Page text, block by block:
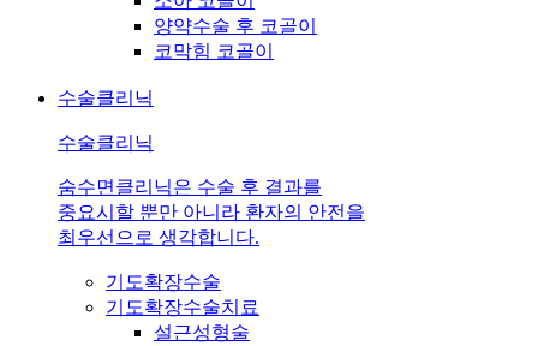
양약수술 후 코골이
코막힘 코골이
수술클리닉
수술클리닉
숨수면클리닉은 수술 후 결과를
중요시할 뿐만 아니라 환자의 안전을
최우선으로 생각합니다.
기도확장수술
기도확장수술치료
설근성형술